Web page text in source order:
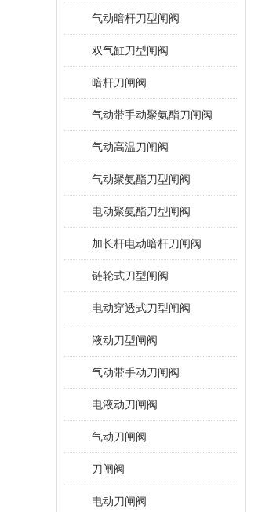
气动暗杆刀型闸阀
双气缸刀型闸阀
暗杆刀闸阀
气动带手动聚氨酯刀闸阀
气动高温刀闸阀
气动聚氨酯刀型闸阀
电动聚氨酯刀型闸阀
加长杆电动暗杆刀闸阀
链轮式刀型闸阀
电动穿透式刀型闸阀
液动刀型闸阀
气动带手动刀闸阀
电液动刀闸阀
气动刀闸阀
刀闸阀
电动刀闸阀